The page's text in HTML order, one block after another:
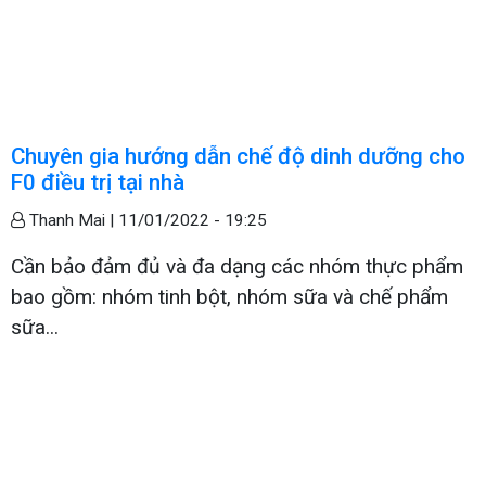
Chuyên gia hướng dẫn chế độ dinh dưỡng cho
F0 điều trị tại nhà
Thanh Mai | 11/01/2022 - 19:25
Cần bảo đảm đủ và đa dạng các nhóm thực phẩm
bao gồm: nhóm tinh bột, nhóm sữa và chế phẩm
sữa...